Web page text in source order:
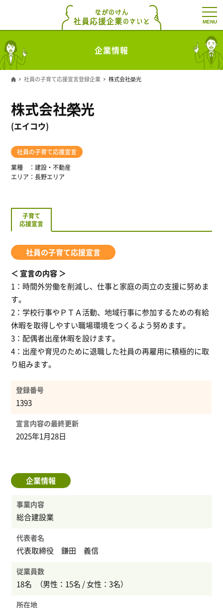
t
o
g
g
l
e
n
a
企業情報
社員の子育て応援宣言登録企業 株式会社榮光
株式会社榮光
(エイコウ)
社員の子育て応援宣言
業種
建設・不動産
エリア
長野エリア
子育て
応援宣言
社員の子育て応援宣言
宣言の内容
1：時間外労働を削減し、仕事と家庭の両立の支援に努めま
す。
2：学校行事やＰＴＡ活動、地域行事に参加するための有給
休暇を取得しやすい職場環境をつくるよう努めます。
3：配偶者出産休暇を設けます。
4：出産や育児のために退職した社員の再雇用に積極的に取
り組みます。
登録番号
1393
宣言内容の最終更新
2025年1月28日
企業情報
事業内容
総合建設業
代表者名
代表取締役 鎌田 義信
従業員数
18名 （男性：15名 / 女性：3名）
所在地